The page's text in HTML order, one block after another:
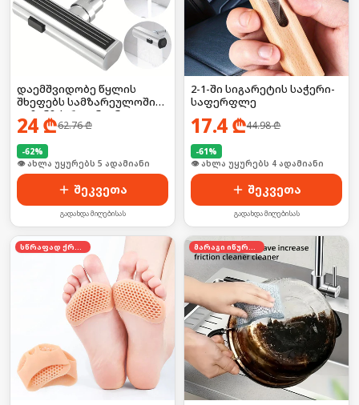
დაემშვიდობე წყლის
შხეფებს სამზარეულოში
— ჩანჩქერი ონკანი
იდეალური ნაკადით! 💦❌ 3
24₾62.76₾
-62%
🛒 ბოლო 24სთ-ში იყიდა 7-მა
შეკვეთა
გადახდა მიღებისას
2-1-ში სიგარეტის საჭერი-
საფერფლე
17.4₾44.98₾
-61%
🛒 ბოლო 24სთ-ში იყიდა 2-მა
შეკვეთა
გადახდა მიღებისას
სწრაფად ქრება მარაგი იწურება